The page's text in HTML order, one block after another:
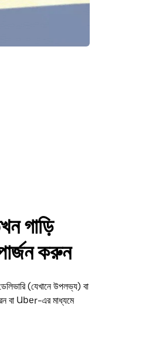
গাড়ি
করুন
(যেখানে উপলভ্য) বা
বা Uber-এর মাধ্যমে